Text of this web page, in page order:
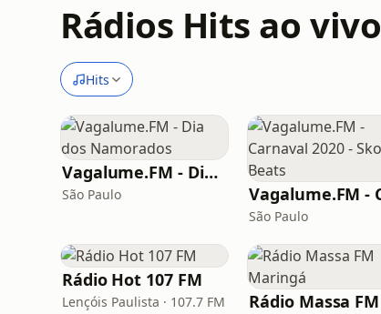
Rádios Hits ao vivo
Hits
Vagalume.FM - Dia dos Namorados
São Paulo
São Paulo
Rádio Hot 107 FM
Lençóis Paulista · 107.7 FM